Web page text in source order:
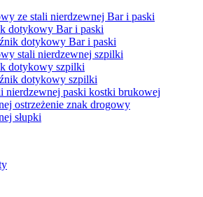
ze stali nierdzewnej Bar i paski
dotykowy Bar i paski
dotykowy Bar i paski
stali nierdzewnej szpilki
dotykowy szpilki
dotykowy szpilki
nierdzewnej paski kostki brukowej
ostrzeżenie znak drogowy
słupki